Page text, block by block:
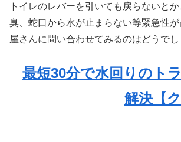
トイレのレバーを引いても戻らないと
臭、蛇口から水が止まらない等緊急性
屋さんに問い合わせてみるのはどうでし
最短30分で水回りのト
解決【